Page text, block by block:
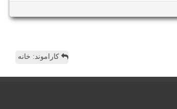
کاراموند: خانه